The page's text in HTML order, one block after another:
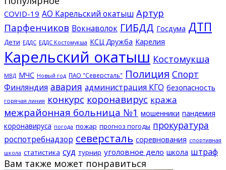
COVID-19 АО Карельский окатыш Артур
Парфенчиков Вокнаволок ГИБДД Госдума ДТП
Дети ЕДДС ЕДДС Костомукша КСЦ Дружба Карелия
Карельский окатыш Костомукша
МВД МЧС Новый год ПАО "Северсталь" Полиция Спорт
Финляндия авария администрация КГО безопасность
горячая линия конкурс коронавирус кража
межрайонная больница №1 мошенники пандемия
коронавируса погода пожар прогноз погоды прокуратура
роспотребнадзор северсталь соревнования спортивная
школа статистика суд турнир уголовное дело школа штраф
Вам также может понравиться